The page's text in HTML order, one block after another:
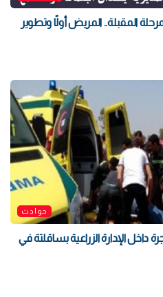
المقبلة.. المريض أولًا وتطوير
حوادث
الإدارة الزراعية بساقلتة في